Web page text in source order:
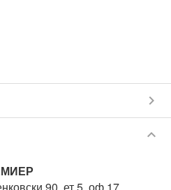
chevron_right
keyboard_arrow_down